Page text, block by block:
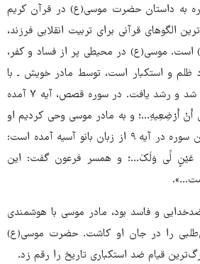
به داستان حضرت موسی(ع) در قرآن کریم
الگوهای قرآنی برای تربیت انقلابی فرزند،
موسی(ع) در محیطی پر از فساد و کفر،
ظلم و استکبار است، توسط مادر خویش ـ با
مشیت الهی ـ تغذیه معنوی شد و رشد یافت. در سوره قصص، آیه ۷ آمده
أَنْ أَرْضِعِیهِ…؛ و به مادر موسی وحی کردیم او
را شیر بده…». در ادامه این سوره در آیه ۹ از زبان بانو آسیه آمده است:
عَیْنٍ لِّی وَلَکَ…؛ و همسر فرعون گفت: این
و فاسد بود، مادر موسی با هوشمندی
را در جان او کاشت. حضرت موسی(ع)
قیام ضد استکباری تاریخ را رقم زد.